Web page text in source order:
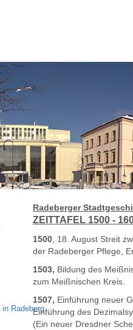
Radeberg
Radeberger
ZEITTAFEL 1500 -
1500, 18. August Streit
der Radeberger Pflege,
1503, Bildung des
zum Meißnischen Kreis.
1507, Einführung neuer
Einführung des
(Ein neuer Dresdner